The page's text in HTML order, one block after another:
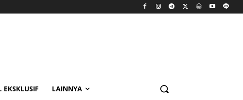
EKSKLUSIF LAINNYA